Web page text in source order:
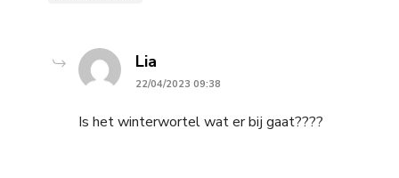
Lia
22/04/2023 09:38
Is het winterwortel wat er bij gaat????